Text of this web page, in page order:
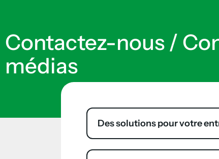
Contactez-nous /
médias
Des solutions pour votre